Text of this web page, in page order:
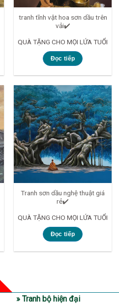
tranh tĩnh vật hoa sơn dầu trên
vải✔️
QUÀ TẶNG CHO MỌI LỨA TUỔI
Đọc tiếp
Tranh sơn dầu nghệ thuật giá
rẻ✔️
QUÀ TẶNG CHO MỌI LỨA TUỔI
Đọc tiếp
» Tranh bộ hiện đại